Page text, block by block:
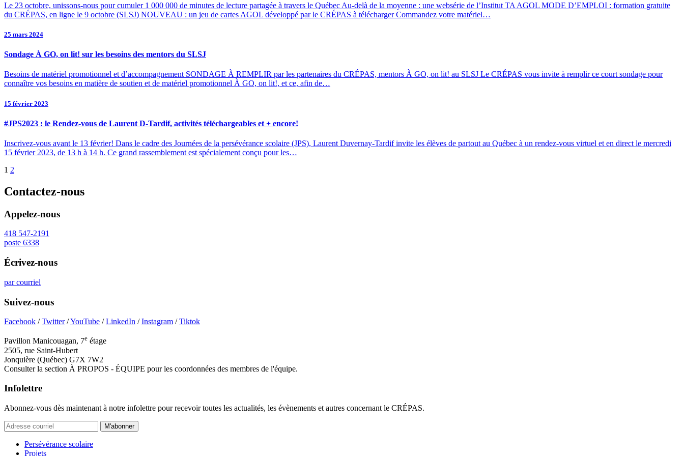
Le 23 octobre, unissons-nous pour cumuler 1 000 000 de minutes de lecture partagée à travers le Québec Au-delà de la moyenne : une websérie de l’Institut TA AGOL MODE D’EMPLOI : formation gratuite
du CRÉPAS, en ligne le 9 octobre (SLSJ) NOUVEAU : un jeu de cartes AGOL développé par le CRÉPAS à télécharger Commandez votre matériel…
25 mars 2024
Sondage À GO, on lit! sur les besoins des mentors du SLSJ
Besoins de matériel promotionnel et d’accompagnement SONDAGE À REMPLIR par les partenaires du CRÉPAS, mentors À GO, on lit! au SLSJ Le CRÉPAS vous invite à remplir ce court sondage pour
connaître vos besoins en matière de soutien et de matériel promotionnel À GO, on lit!, et ce, afin de…
15 février 2023
#JPS2023 : le Rendez-vous de Laurent D-Tardif, activités téléchargeables et + encore!
Inscrivez-vous avant le 13 février! Dans le cadre des Journées de la persévérance scolaire (JPS), Laurent Duvernay-Tardif invite les élèves de partout au Québec à un rendez-vous virtuel et en direct le mercredi
15 février 2023, de 13 h à 14 h. Ce grand rassemblement est spécialement conçu pour les…
1 2
Contactez-nous
Appelez-nous
418 547-2191
poste 6338
Écrivez-nous
par courriel
Suivez-nous
Facebook /Twitter/YouTube /LinkedIn /Instagram /Tiktok
Pavillon Manicouagan, 7e étage
2505, rue Saint-Hubert
Jonquière (Québec) G7X 7W2
Consulter la section À PROPOS - ÉQUIPE pour les coordonnées des membres de l'équipe.
Infolettre
Abonnez-vous dès maintenant à notre infolettre pour recevoir toutes les actualités, les évènements et autres concernant le CRÉPAS.
M'abonner
Persévérance scolaire
Projets